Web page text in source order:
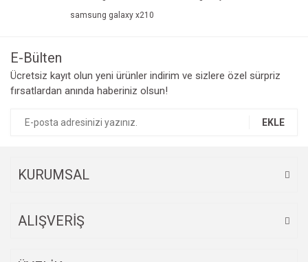
samsung galaxy x210
E-Bülten
Ücretsiz kayıt olun yeni ürünler indirim ve sizlere özel sürpriz
fırsatlardan anında haberiniz olsun!
EKLE
KURUMSAL
ALIŞVERİŞ